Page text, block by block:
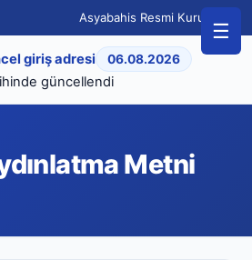
Asyabahis Resmi Kurumsal
giriş adresi 06.08.2026
güncellendi
Metni
☰